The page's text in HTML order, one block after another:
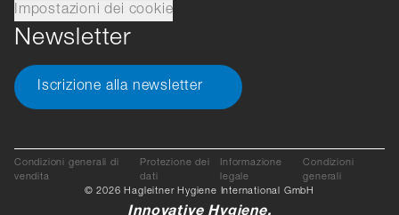
Impostazioni dei cookie
Newsletter
Iscrizione alla newsletter
Condizioni generali di
vendita
Protezione dei
dati
Informazione
legale
Condizioni
generali
© 2026 Hagleitner Hygiene International GmbH
Innovative Hygiene.